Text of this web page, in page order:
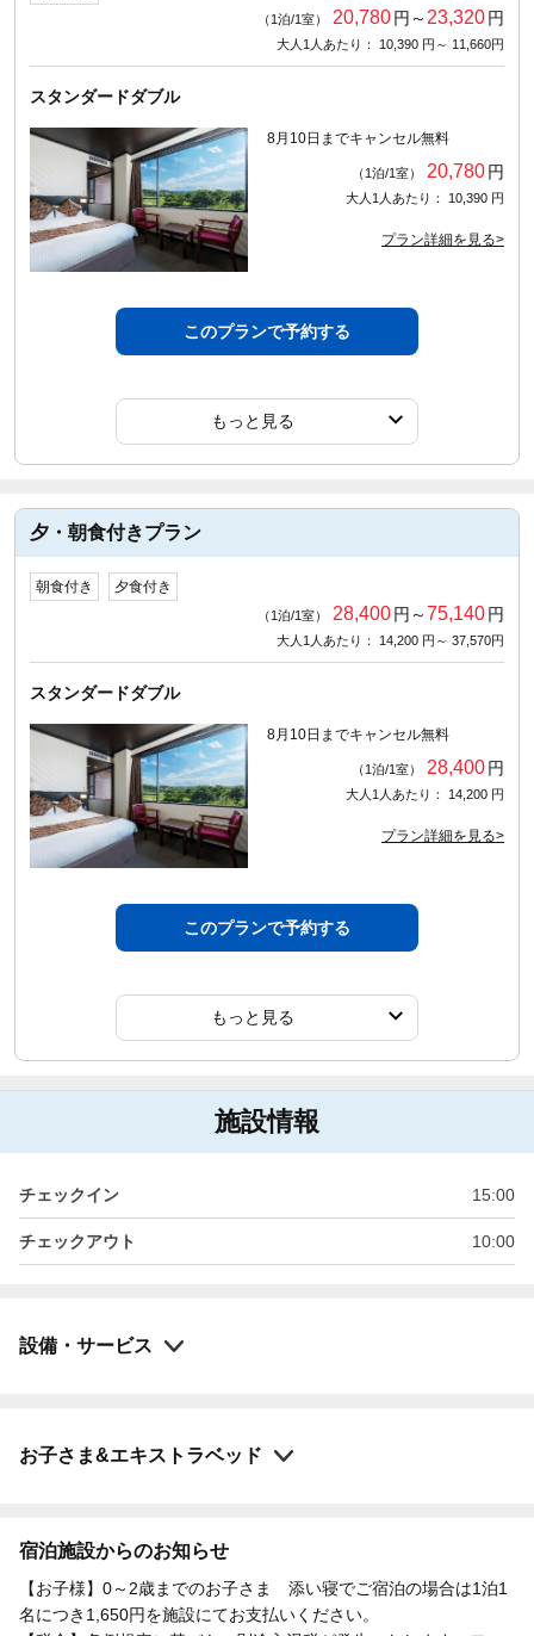
（1泊/1室） 20,780円～ 23,320円
大人1人あたり： 10,390 円～ 11,660円
スタンダードダブル
8月10日までキャンセル無料
（1泊/1室） 20,780円
大人1人あたり： 10,390 円
プラン詳細を見る>
このプランで予約する
もっと見る
夕・朝食付きプラン
朝食付き 夕食付き
（1泊/1室） 28,400円～75,140円
大人1人あたり： 14,200 円～ 37,570円
スタンダードダブル
8月10日までキャンセル無料
（1泊/1室） 28,400円
大人1人あたり： 14,200 円
プラン詳細を見る>
このプランで予約する
もっと見る
施設情報
チェックイン 15:00
チェックアウト 10:00
設備・サービス
お子さま&エキストラベッド
宿泊施設からのお知らせ
【お子様】0～2歳までのお子さま 添い寝でご宿泊の場合は1泊1
名につき1,650円を施設にてお支払いください。